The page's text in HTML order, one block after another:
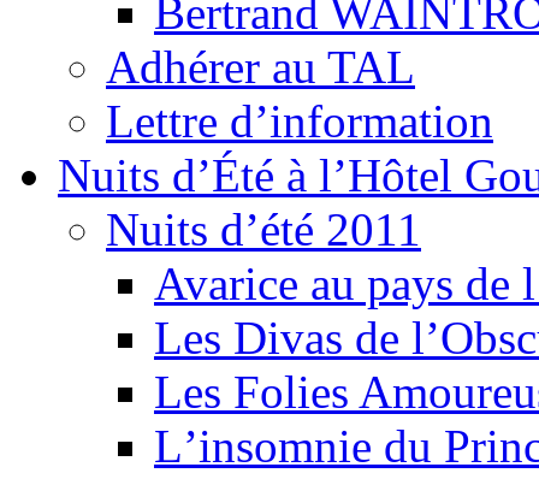
Bertrand
Adhérer au TAL
Lettre d’information
Nuits d’Été à l’Hôtel
Nuits d’été 2011
Avarice au pays de
Les Divas de
Les Folies
Lʼinsomnie du